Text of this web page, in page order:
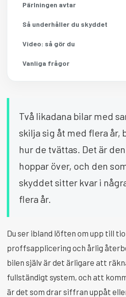
Pärlningen avtar
Så underhåller du skyddet
Video: så gör du
Vanliga frågor
Två likadana bilar med
skilja sig åt med flera år,
hur de tvättas. Det är
hoppar över, och den
skyddet sitter kvar i
flera år.
Du ser ibland löften om upp till
proffsapplicering och årlig
bilen själv är det ärligare att
fullständigt system, och att
är det som drar siffran uppåt